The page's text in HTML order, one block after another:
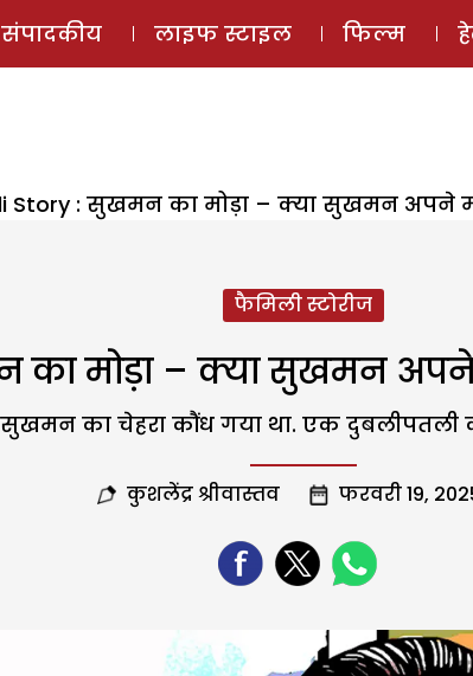
ई-मैगज़ीन
संपादकीय लाइफ स्टाइल फिल्म
Story : सुखमन का मोड़ा – क्या सुखमन अपने
फैमिली स्टोरीज
का मोड़ा – क्या सुखमन अपने
का चेहरा कौंध गया था. एक दुबलीपतली
कुशलेंद्र श्रीवास्तव फरवरी 19,